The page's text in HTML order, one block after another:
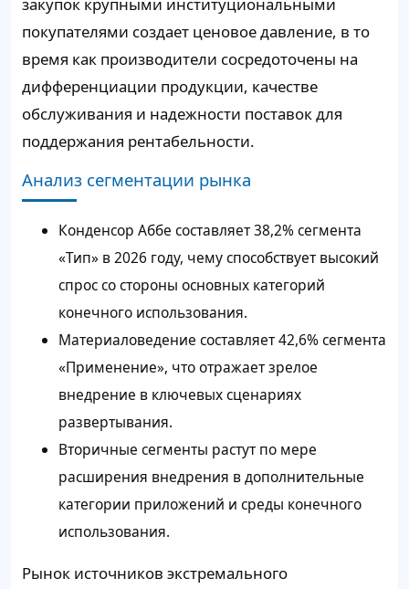
покупателями создает ценовое давление, в то
время как производители сосредоточены на
дифференциации продукции, качестве
обслуживания и надежности поставок для
поддержания рентабельности.
Анализ сегментации рынка
Конденсор Аббе составляет 38,2% сегмента
«Тип» в 2026 году, чему способствует высокий
спрос со стороны основных категорий
конечного использования.
Материаловедение составляет 42,6% сегмента
«Применение», что отражает зрелое
внедрение в ключевых сценариях
развертывания.
Вторичные сегменты растут по мере
расширения внедрения в дополнительные
категории приложений и среды конечного
использования.
Рынок источников экстремального